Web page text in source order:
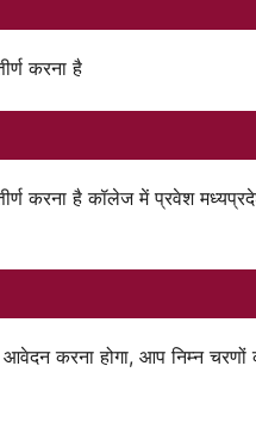
करना है
करना है कॉलेज में प्रवेश
करना होगा, आप निम्न चरणों